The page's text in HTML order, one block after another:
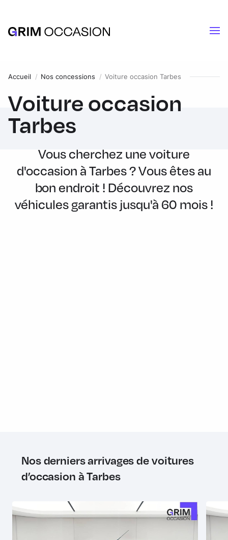
Accueil Nos concessions Voiture occasion Tarbes
Voiture occasion
Tarbes
Vous cherchez une voiture
d'occasion à Tarbes ? Vous êtes au
bon endroit ! Découvrez nos
véhicules garantis jusqu'à 60 mois !
Nos derniers arrivages de voitures
d’occasion à Tarbes